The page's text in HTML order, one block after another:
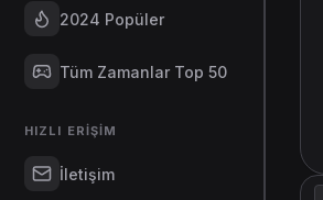
2024 Popüler
Tüm Zamanlar Top 50
HIZLI ERIŞIM
İletişim